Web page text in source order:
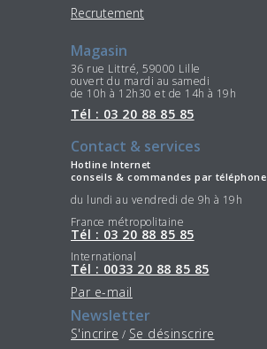
Recrutement
Magasin
36 rue Littré, 59000 Lille
ouvert du mardi au samedi
de 10h à 12h30 et de 14h à 19h
Tél : 03 20 88 85 85
Contact & services
Hotline Internet
conseils & commandes par téléphone
du lundi au vendredi de 9h à 19h
France métropolitaine
Tél : 03 20 88 85 85
International
Tél : 0033 20 88 85 85
Par e-mail
Newsletter
S'incrire / Se désinscrire